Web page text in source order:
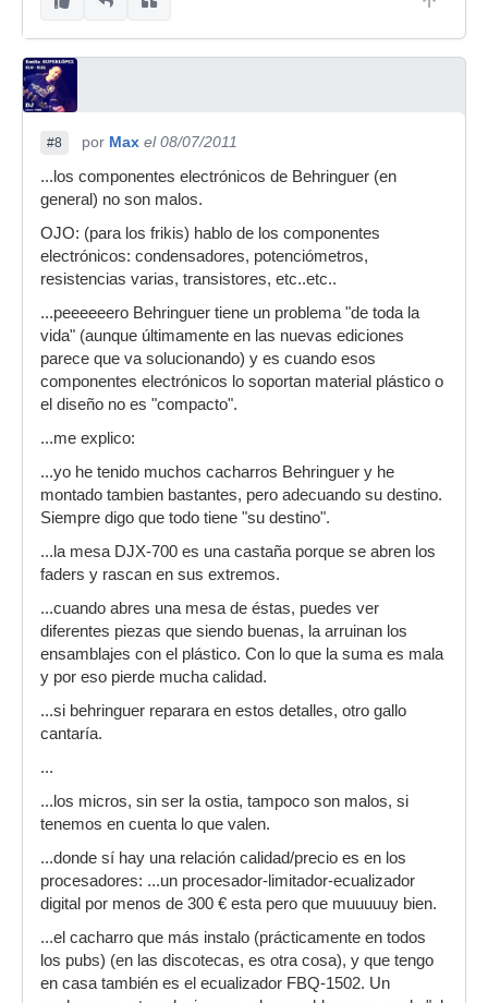
#8 por Max el 08/07/2011
...los componentes electrónicos de Behringuer (en
general) no son malos.
OJO: (para los frikis) hablo de los componentes
electrónicos: condensadores, potenciómetros,
resistencias varias, transistores, etc..etc..
...peeeeeero Behringuer tiene un problema "de toda la
vida" (aunque últimamente en las nuevas ediciones
parece que va solucionando) y es cuando esos
componentes electrónicos lo soportan material plástico o
el diseño no es "compacto".
...me explico:
...yo he tenido muchos cacharros Behringuer y he
montado tambien bastantes, pero adecuando su destino.
Siempre digo que todo tiene "su destino".
...la mesa DJX-700 es una castaña porque se abren los
faders y rascan en sus extremos.
...cuando abres una mesa de éstas, puedes ver
diferentes piezas que siendo buenas, la arruinan los
ensamblajes con el plástico. Con lo que la suma es mala
y por eso pierde mucha calidad.
...si behringuer reparara en estos detalles, otro gallo
cantaría.
...
...los micros, sin ser la ostia, tampoco son malos, si
tenemos en cuenta lo que valen.
...donde sí hay una relación calidad/precio es en los
procesadores: ...un procesador-limitador-ecualizador
digital por menos de 300 € esta pero que muuuuuy bien.
...el cacharro que más instalo (prácticamente en todos
los pubs) (en las discotecas, es otra cosa), y que tengo
en casa también es el ecualizador FBQ-1502. Un